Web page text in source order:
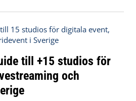
till +15 studios för
och